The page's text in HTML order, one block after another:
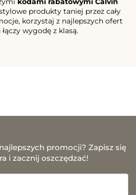
produkty taniej przez cały
korzystaj z najlepszych ofert
wygodę z klasą.
promocji? Zapisz się
i zacznij oszczędzać!